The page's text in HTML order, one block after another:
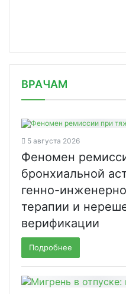
ВРАЧАМ
5 августа 2026
Феномен
бронхиальной
генно-
терапии и
верификации
Подробнее